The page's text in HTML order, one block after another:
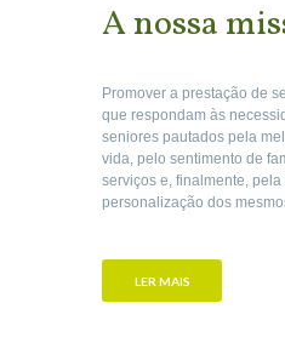
A nossa
Promover a prestação de
que respondam às
seniores pautados pela
vida, pelo sentimento de
serviços e, finalmente, pela
personalização dos
LER MAIS